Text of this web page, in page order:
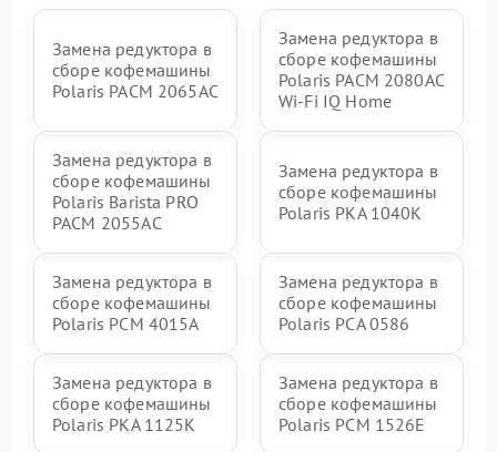
Замена редуктора в
сборе кофемашины
Polaris PACM 2065AC
Замена редуктора в
сборе кофемашины
Polaris PACM 2080AC
Wi-Fi IQ Home
Замена редуктора в
сборе кофемашины
Polaris Barista PRO
PACM 2055AC
Замена редуктора в
сборе кофемашины
Polaris PKA 1040K
Замена редуктора в
сборе кофемашины
Polaris PCM 4015A
Замена редуктора в
сборе кофемашины
Polaris PCA 0586
Замена редуктора в
сборе кофемашины
Polaris PKA 1125K
Замена редуктора в
сборе кофемашины
Polaris PCM 1526E